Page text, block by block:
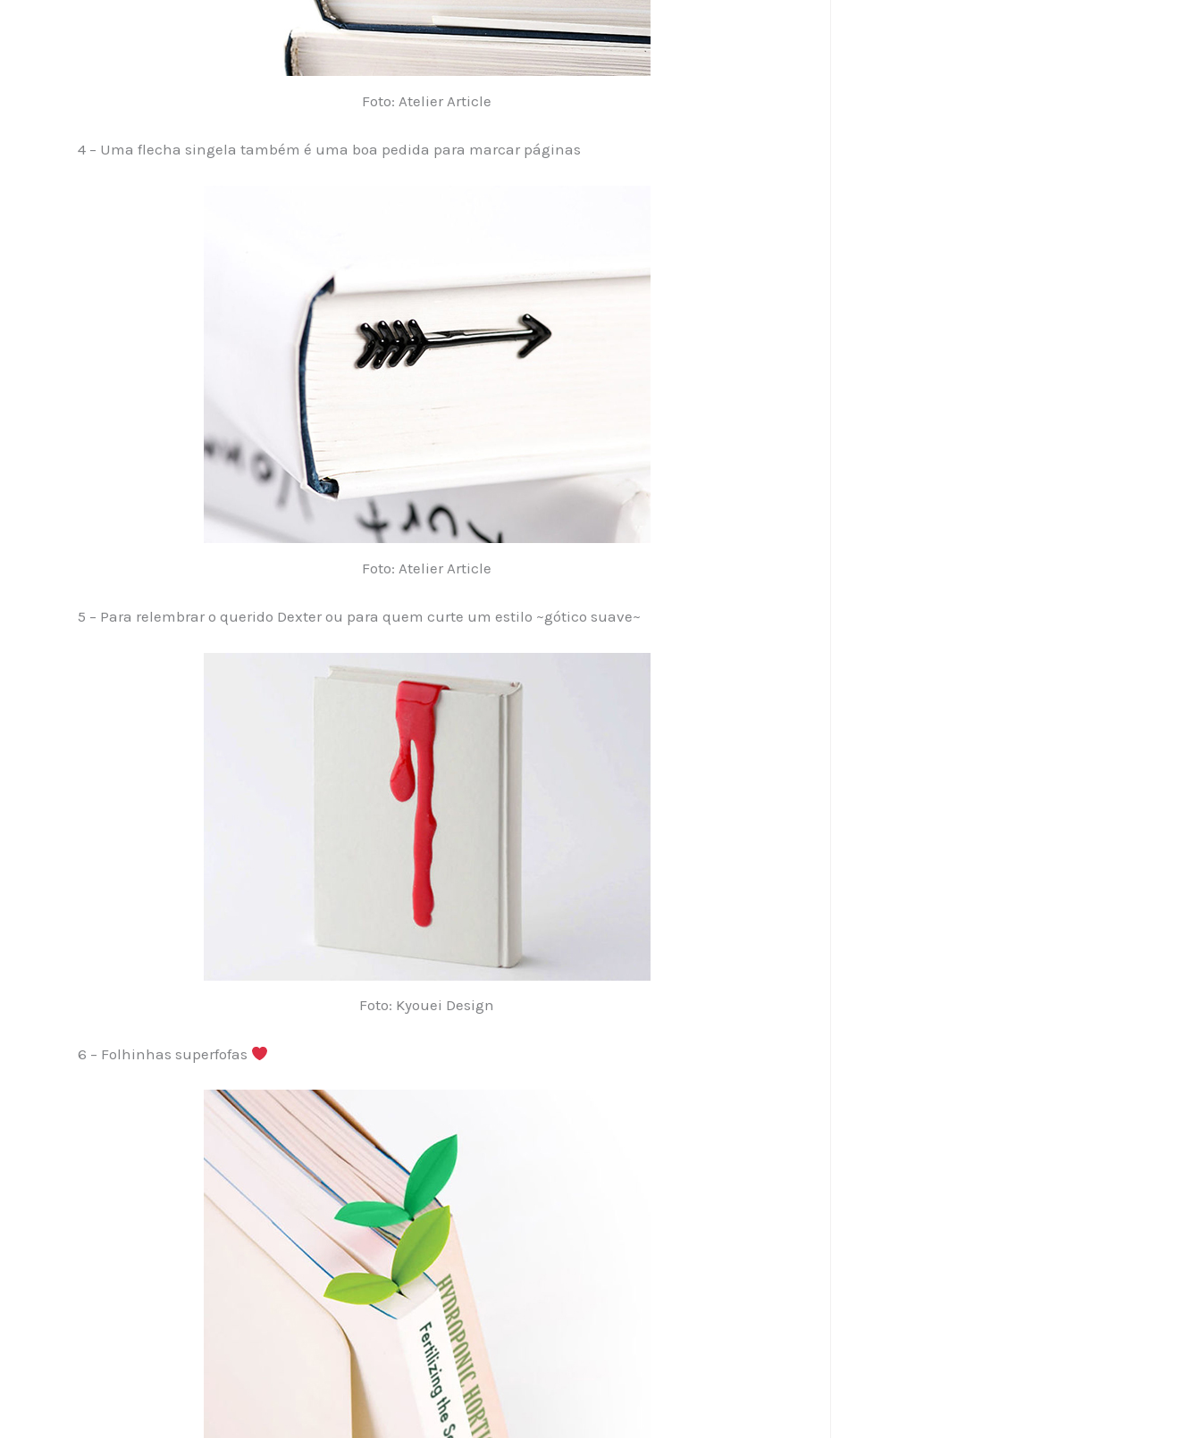
Foto: Atelier Article
4 – Uma flecha singela também é uma boa pedida para marcar páginas
Foto: Atelier Article
5 – Para relembrar o querido Dexter ou para quem curte um estilo ~gótico suave~
Foto: Kyouei Design
6 – Folhinhas superfofas